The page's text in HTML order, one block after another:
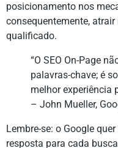
posicionamento nos
consequentemente, atrair
qualificado.
“O SEO On-Page
palavras-chave; é
melhor experiência
– John Mueller,
Lembre-se: o Google
resposta para cada